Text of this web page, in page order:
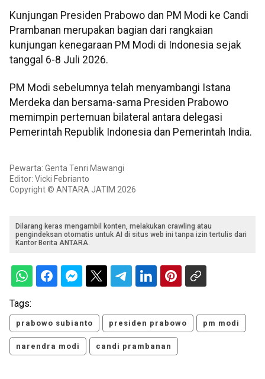
Kunjungan Presiden Prabowo dan PM Modi ke Candi
Prambanan merupakan bagian dari rangkaian
kunjungan kenegaraan PM Modi di Indonesia sejak
tanggal 6-8 Juli 2026.
PM Modi sebelumnya telah menyambangi Istana
Merdeka dan bersama-sama Presiden Prabowo
memimpin pertemuan bilateral antara delegasi
Pemerintah Republik Indonesia dan Pemerintah India.
Pewarta: Genta Tenri Mawangi
Editor: Vicki Febrianto
Copyright © ANTARA JATIM 2026
Dilarang keras mengambil konten, melakukan crawling atau
pengindeksan otomatis untuk AI di situs web ini tanpa izin tertulis dari
Kantor Berita ANTARA.
Tags:
prabowo subianto presiden prabowo pm modi
narendra modi candi prambanan